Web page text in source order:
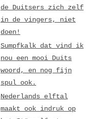
de Duitsers zich zelf
in de vingers, niet
doen!
Sumpfkalk dat vind ik
nou een mooi Duits
woord, en nog fijn
spul ook.
Nederlands elftal
maakt ook indruk op